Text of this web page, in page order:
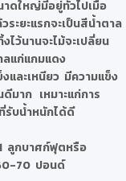
าดใหญ่มีอยู่ทั่วไปเมื่อ
ระยะแรกจะเป็นสีน้ำตาล
ไว้นานจะไม้จะเปลี่ยน
ลแก่แกมแดง
และเหนียว มีความแข็ง
มาก เหมาะแก่การ
รับน้ำหนักได้ดี
ลูกบาศก์ฟุตหรือ
70 ปอนด์